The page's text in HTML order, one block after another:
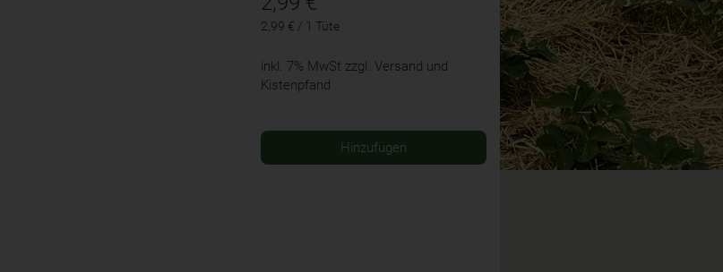
2,99 € / 1 Tüte
inkl. 7% MwSt zzgl. Versand und
Kistenpfand
Hinzufügen